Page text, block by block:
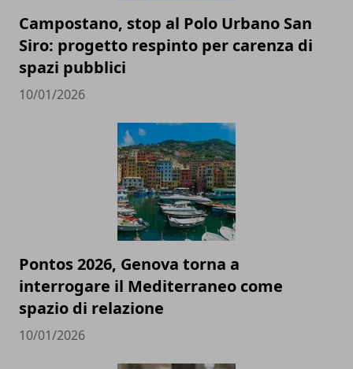
Campostano, stop al Polo Urbano San
Siro: progetto respinto per carenza di
spazi pubblici
10/01/2026
Pontos 2026, Genova torna a
interrogare il Mediterraneo come
spazio di relazione
10/01/2026